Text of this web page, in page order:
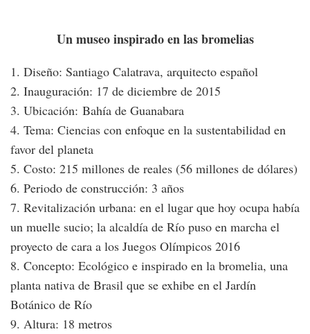
Un museo inspirado en las bromelias
1. Diseño: Santiago Calatrava, arquitecto español
2. Inauguración: 17 de diciembre de 2015
3. Ubicación: Bahía de Guanabara
4. Tema: Ciencias con enfoque en la sustentabilidad en
favor del planeta
5. Costo: 215 millones de reales (56 millones de dólares)
6. Periodo de construcción: 3 años
7. Revitalización urbana: en el lugar que hoy ocupa había
un muelle sucio; la alcaldía de Río puso en marcha el
proyecto de cara a los Juegos Olímpicos 2016
8. Concepto: Ecológico e inspirado en la bromelia, una
planta nativa de Brasil que se exhibe en el Jardín
Botánico de Río
9. Altura: 18 metros